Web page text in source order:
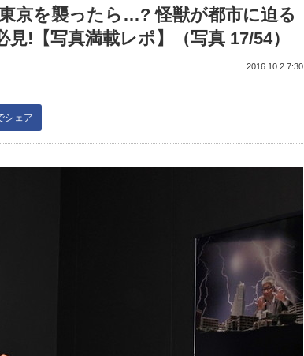
京を襲ったら…? 怪獣が都市に迫る
!【写真満載レポ】（写真 17/54）
2016.10.2 7:30
シェア